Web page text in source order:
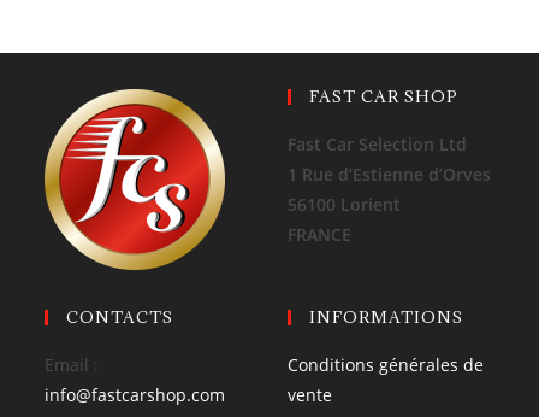
FAST CAR SHOP
Fast Car Selection Ltd
1 Rue d’Estienne d’Orves
56100 Lorient
FRANCE
CONTACTS
Email :
info@fastcarshop.com
INFORMATIONS
Conditions générales de
vente